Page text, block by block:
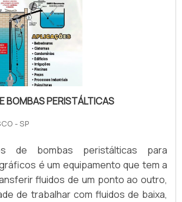
BOMBAS PERISTÁLTICAS
- SP
de bombas peristálticas para
é um equipamento que tem a
fluidos de um ponto ao outro,
de trabalhar com fluidos de baixa,